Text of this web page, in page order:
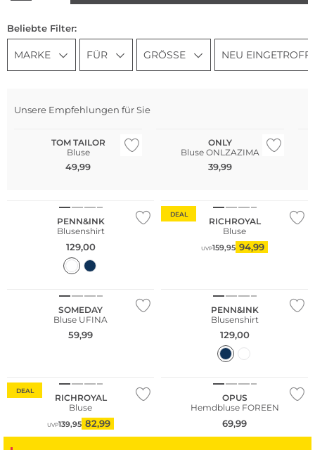
Beliebte Filter:
MARKE FÜR GRÖSSE NEU
Unsere Empfehlungen für Sie
TOM TAILOR
Bluse
49,99
ONLY
Bluse ONLZAZIMA
39,99
PENN&INK
Blusenshirt
129,00
DEAL
RICHROYAL
Bluse
UVP159,95 94,99
SOMEDAY
Bluse UFINA
59,99
PENN&INK
Blusenshirt
129,00
DEAL
RICHROYAL
Bluse
UVP139,95 82,99
OPUS
Hemdbluse FOREEN
69,99